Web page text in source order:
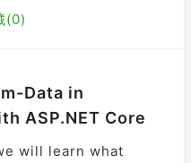
(0)
Data in
ASP.NET Core
will learn what